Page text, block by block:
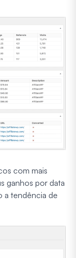
com mais
ganhos por data
a tendência de